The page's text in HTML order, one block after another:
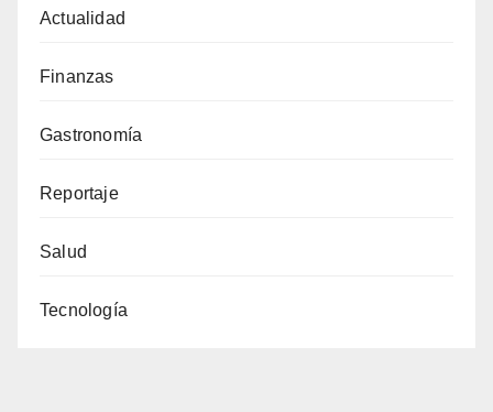
Actualidad
Finanzas
Gastronomía
Reportaje
Salud
Tecnología